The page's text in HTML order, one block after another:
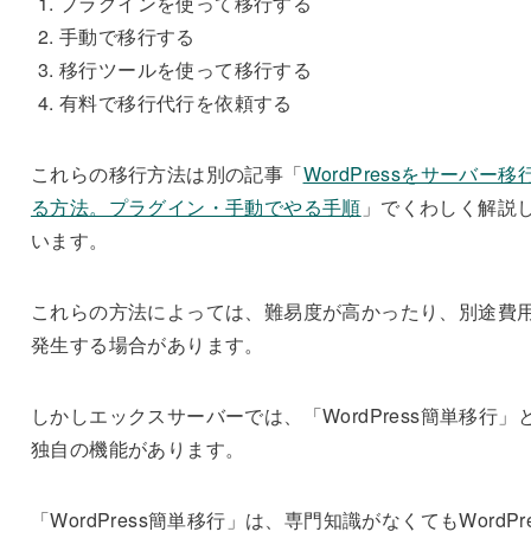
手動で移行する
移行ツールを使って移行する
有料で移行代行を依頼する
これらの移行方法は別の記事「WordPressをサーバー移
る方法。プラグイン・手動でやる手順 」でくわしく解説
います。
これらの方法によっては、難易度が高かったり、別途費
発生する場合があります。
しかしエックスサーバーでは、「WordPress簡単移行」
独自の機能があります。
「WordPress簡単移行」は、 専門知識がなくても